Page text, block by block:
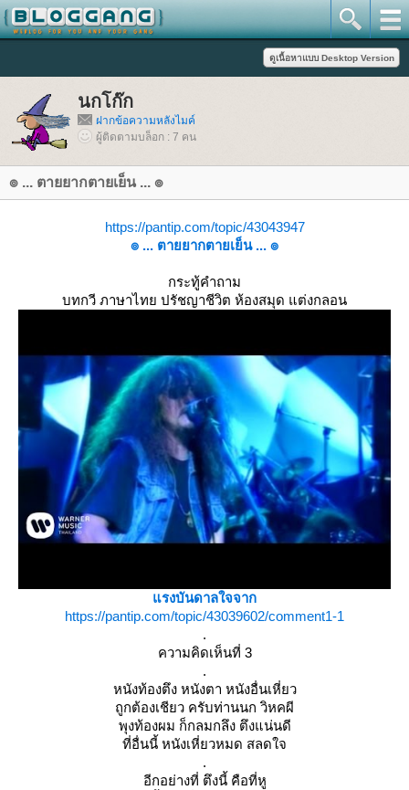
นกโก๊ก
ฝากข้อความหลังไมค์
ผู้ติดตามบล็อก : 7 คน
๏ ... ตายยากตายเย็น ... ๏
https://pantip.com/topic/43043947
๏ ... ตายยากตายเย็น ... ๏
กระทู้คำถาม
บทกวี ภาษาไทย ปรัชญาชีวิต ห้องสมุด แต่งกลอน
รงบันดาลใจจาก
https://pantip.com/topic/43039602/comment1-1
.
ความคิดเห็นที่ 3
.
หนังท้องตึง หนังตา หนังอื่นเหี่ยว
ถูกต้องเชียว ครับท่านนก วิหคผี
พุงท้องผม ก็กลมกลึง ตึงแน่นดี
ที่อื่นนี้ หนังเหี่ยวหมด สลดใจ
.
อีกอย่างที่ ตึงนี้ คือที่หู